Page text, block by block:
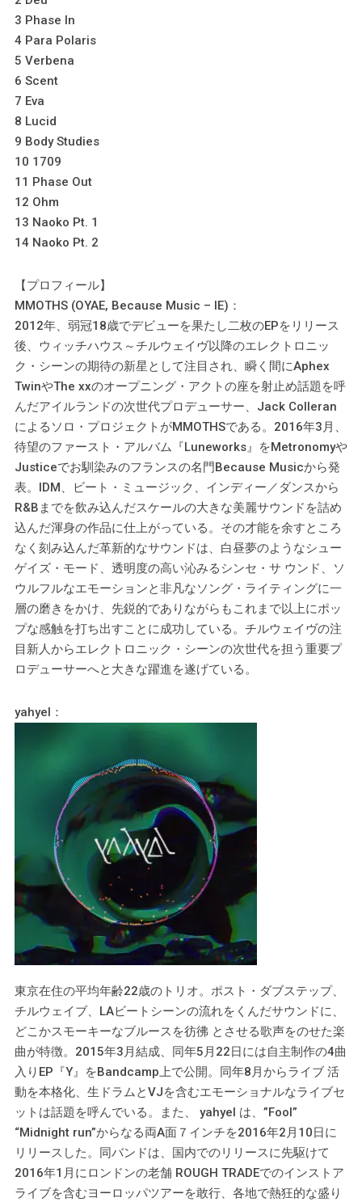
3 Phase In
4 Para Polaris
5 Verbena
6 Scent
7 Eva
8 Lucid
9 Body Studies
10 1709
11 Phase Out
12 Ohm
13 Naoko Pt. 1
14 Naoko Pt. 2
【プロフィール】
MMOTHS (OYAE, Because Music – IE)：
2012年、弱冠18歳でデビューを果たし二枚のEPをリリース
後、ウィッチハウス～チルウェイヴ以降のエレクトロニッ
ク・シーンの期待の新星として注目され、瞬く間にAphex
TwinやThe xxのオープニング・アクトの座を射止め話題を呼
んだアイルランドの次世代プロデューサー、Jack Colleran
によるソロ・プロジェクトがMMOTHSである。2016年3月、
待望のファースト・アルバム『Luneworks』をMetronomyや
Justiceでお馴染みのフランスの名門Because Musicから発
表。IDM、ビート・ミュージック、インディー／ダンスから
R&Bまでを飲み込んだスケールの大きな美麗サウンドを詰め
込んだ渾身の作品に仕上がっている。その才能を余すところ
なく刻み込んだ革新的なサウンドは、白昼夢のようなシュー
ゲイズ・モード、透明度の高い沁みるシンセ・サ ウンド、ソ
ウルフルなエモーションと非凡なソング・ライティングに一
層の磨きをかけ、先鋭的でありながらもこれまで以上にポッ
プな感触を打ち出すことに成功している。チルウェイヴの注
目新人からエレクトロニック・シーンの次世代を担う重要プ
ロデューサーへと大きな躍進を遂げている。
yahyel：
東京在住の平均年齢22歳のトリオ。ポスト・ダブステップ、
チルウェイブ、LAビートシーンの流れをくんだサウンドに、
どこかスモーキーなブルースを彷彿 とさせる歌声をのせた楽
曲が特徴。2015年3月結成、同年5月22日には自主制作の4曲
入りEP『Y』をBandcamp上で公開。同年8月からライブ 活
動を本格化、生ドラムとVJを含むエモーショナルなライブセ
ットは話題を呼んでいる。また、 yahyel は、”Fool”
“Midnight run”からなる両A面７インチを2016年2月10日に
リリースした。同バンドは、国内でのリリースに先駆けて
2016年1月にロンドンの老舗 ROUGH TRADEでのインストア
ライブを含むヨーロッパツアーを敢行、各地で熱狂的な盛り